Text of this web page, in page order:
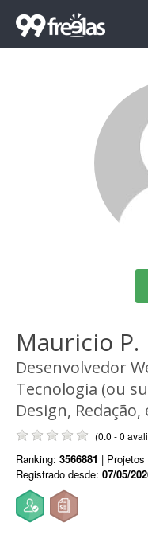
Mauricio P.
Desenvolvedor
Tecnologia (ou
Design, Redação,
(0.0 - 0
Ranking: 3566881 |
Registrado desde: 07/05/